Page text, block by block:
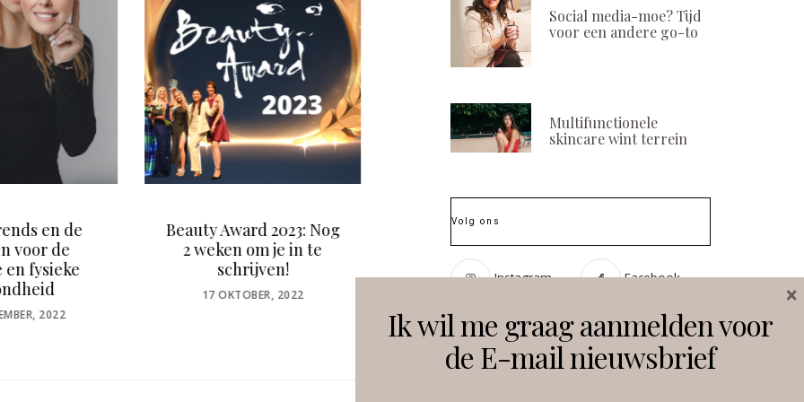
Award 2023: Nog
om je in te
schrijven!
OKTOBER, 2022
Vraag aan Mardge
Pascaud: Inflammaging
– De stille
huidverouderaar
Revitaltrax blijft
marktleider in
collageen met
effectiviteit
POSTED
ON
19 SEPTEMBER, 2024
op 75 euro
ON
Social media-moe? Tijd
voor een andere go-to
Multifunctionele
skincare wint terrein
Volg ons
Instagram Facebook
Ik wil me graag aanmelden voor
de E-mail nieuwsbrief
×